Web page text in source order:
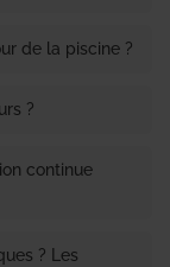
de la piscine ?
?
continue
? Les